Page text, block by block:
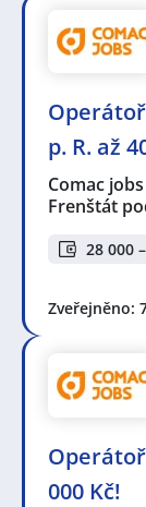
p. R. až
Comac
Frenštát
28 000
Zveřejněno:
000 Kč!